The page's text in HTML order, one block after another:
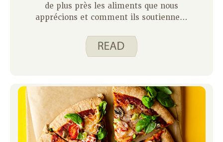
de plus près les aliments que nous
apprécions et comment ils soutiennent
Comme Justine l’a partagé la semaine
dernière, les choix que nous faisons
cœur.